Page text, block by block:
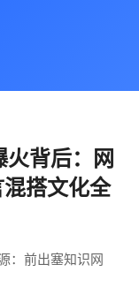
背后：网
搭文化全
：前出塞知识网